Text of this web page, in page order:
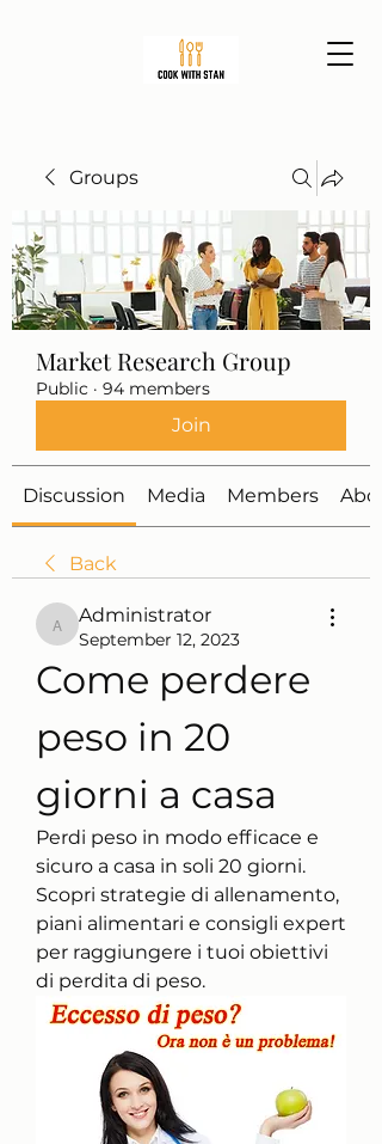
Groups
Market Research Group
Public · 94 members
Join
Discussion Media Members
Back
Administrator
Administrator
September 12, 2023
Come perdere
peso in 20
giorni a casa
Perdi peso in modo efficace e
sicuro a casa in soli 20 giorni.
Scopri strategie di allenamento,
piani alimentari e consigli expert
per raggiungere i tuoi obiettivi
di perdita di peso.